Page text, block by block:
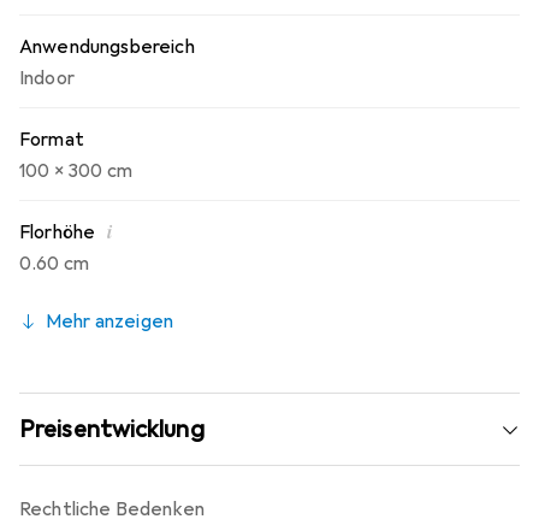
Anwendungsbereich
Indoor
Format
100 x 300 cm
Florhöhe i
0.60 cm
Mehr anzeigen
Preisentwicklung
Rechtliche Bedenken